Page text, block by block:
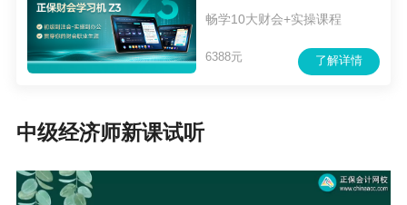
畅学10大财会+实操课程
了解详情
6388元
中级经济师新课试听